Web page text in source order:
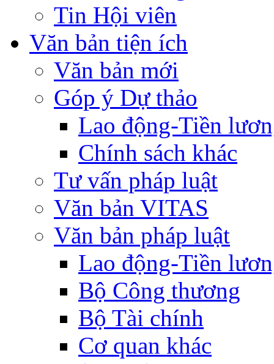
Tin Hội viên
Văn bản tiện ích
Văn bản mới
Góp ý Dự thảo
Lao động-Tiền
Chính sách khác
Tư vấn pháp luật
Văn bản VITAS
Văn bản pháp luật
Lao động-Tiền
Bộ Công thương
Bộ Tài chính
Cơ quan khác